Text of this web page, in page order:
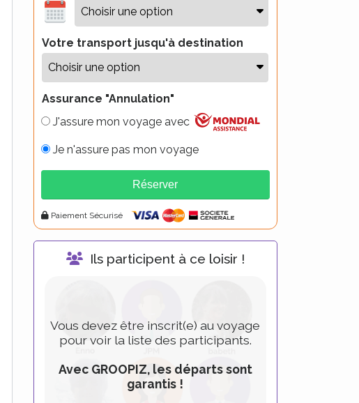
Votre transport jusqu'à destination
Assurance "Annulation"
J'assure mon voyage avec
Je n'assure pas mon voyage
Réserver
Alternative:
Paiement Sécurisé
Ils participent à ce loisir !
Vous devez être inscrit(e) au voyage
pour voir la liste des participants.
Avec GROOPIZ, les départs sont
garantis !